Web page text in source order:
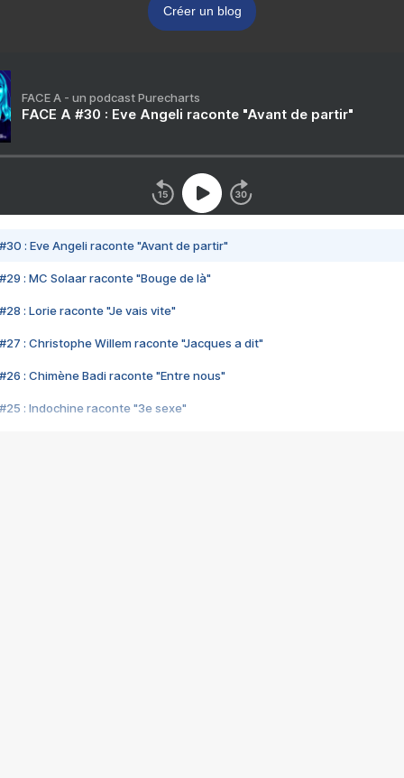
Créer un blog
FACE A - un podcast Purecharts
FACE A #30 : Eve Angeli raconte "Avant de partir"
#30 : Eve Angeli raconte "Avant de partir"
#29 : MC Solaar raconte "Bouge de là"
#28 : Lorie raconte "Je vais vite"
#27 : Christophe Willem raconte "Jacques a dit"
#26 : Chimène Badi raconte "Entre nous"
#25 : Indochine raconte "3e sexe"